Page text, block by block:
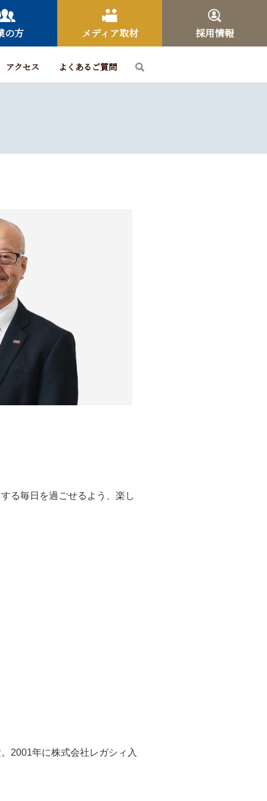
の方 メディア取材 採用情報
アクセス よくあるご質問
る毎日を過ごせるよう、楽し
2001年に株式会社レガシィ入